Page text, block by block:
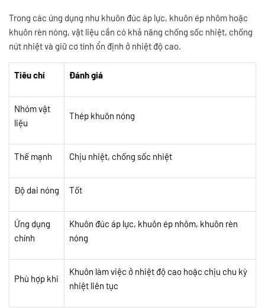
Trong các ứng dụng như khuôn đúc áp lực, khuôn ép nhôm hoặc
khuôn rèn nóng, vật liệu cần có khả năng chống sốc nhiệt, chống
nứt nhiệt và giữ cơ tính ổn định ở nhiệt độ cao.
Tiêu chí Đánh giá
Nhóm vật
liệu
Thép khuôn nóng
Thế mạnh Chịu nhiệt, chống sốc nhiệt
Độ dai nóng Tốt
Ứng dụng
chính
Khuôn đúc áp lực, khuôn ép nhôm, khuôn rèn
nóng
Phù hợp khi
Khuôn làm việc ở nhiệt độ cao hoặc chịu chu kỳ
nhiệt liên tục